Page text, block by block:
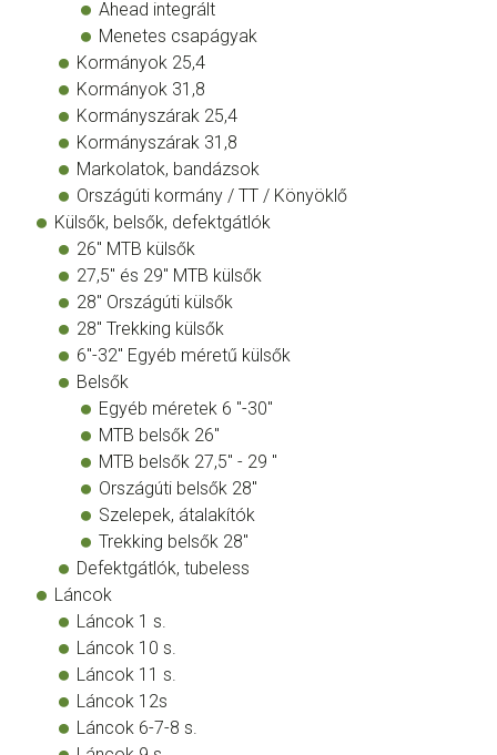
Ahead integrált
Menetes csapágyak
Kormányok 25,4
Kormányok 31,8
Kormányszárak 25,4
Kormányszárak 31,8
Markolatok, bandázsok
Országúti kormány / TT / Könyöklő
Külsők, belsők, defektgátlók
26" MTB külsők
27,5" és 29" MTB külsők
28" Országúti külsők
28" Trekking külsők
6"-32" Egyéb méretű külsők
Belsők
Egyéb méretek 6 "-30"
MTB belsők 26"
MTB belsők 27,5" - 29 "
Országúti belsők 28"
Szelepek, átalakítók
Trekking belsők 28"
Defektgátlók, tubeless
Láncok
Láncok 1 s.
Láncok 10 s.
Láncok 11 s.
Láncok 12s
Láncok 6-7-8 s.